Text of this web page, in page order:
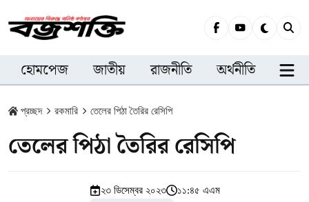
হোমপেজ জাতীয় রাজনীতি অর্থনীতি
প্রচ্ছদ রকমারি তেলের পিঠা তৈরির রেসিপি
তেলের পিঠা তৈরির রেসিপি
২৩ ডিসেম্বর ২০২৩ ১১:৪৫ এএম